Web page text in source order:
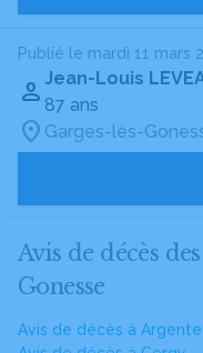
Publié le mardi 11 mars
Jean-Louis
87 ans
Garges-lès-
Avis de décès
Gonesse
Avis de décès à